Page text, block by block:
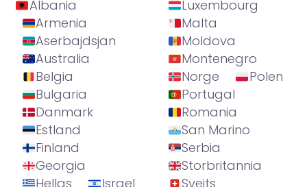
Albania
Armenia
Aserbajdsjan
Australia
Belgia
Bulgaria
Danmark
Estland
Finland
Georgia
Hellas
Israel
Luxembourg
Malta
Moldova
Montenegro
Norge
Polen
Portugal
Romania
San Marino
Serbia
Storbritannia
Sveits